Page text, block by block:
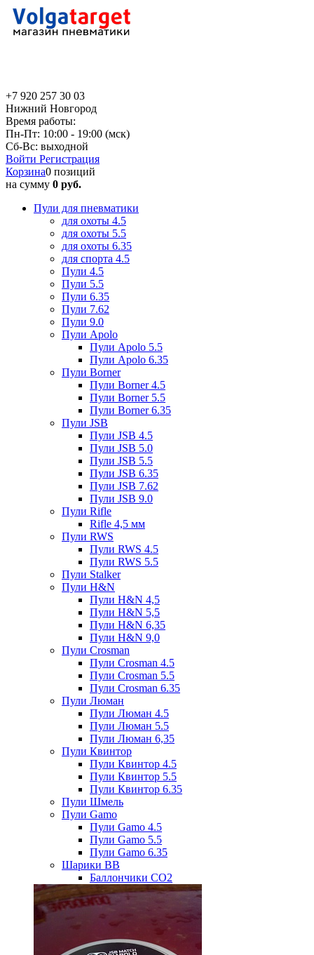
+7 920 257 30 03
Нижний Новгород
Время работы:
Пн-Пт: 10:00 - 19:00 (мск)
Сб-Вс: выходной
Войти Регистрация
Корзина0 позиций
на сумму 0 руб.
Пули для пневматики
для охоты 4.5
для охоты 5.5
для охоты 6.35
для спорта 4.5
Пули 4.5
Пули 5.5
Пули 6.35
Пули 7.62
Пули 9.0
Пули Apolo
Пули Apolo 5.5
Пули Apolo 6.35
Пули Borner
Пули Borner 4.5
Пули Borner 5.5
Пули Borner 6.35
Пули JSB
Пули JSB 4.5
Пули JSB 5.0
Пули JSB 5.5
Пули JSB 6.35
Пули JSB 7.62
Пули JSB 9.0
Пули Rifle
Rifle 4,5 мм
Пули RWS
Пули RWS 4.5
Пули RWS 5.5
Пули Stalker
Пули H&N
Пули H&N 4,5
Пули H&N 5,5
Пули H&N 6,35
Пули H&N 9,0
Пули Crosman
Пули Crosman 4.5
Пули Crosman 5.5
Пули Crosman 6.35
Пули Люман
Пули Люман 4.5
Пули Люман 5.5
Пули Люман 6,35
Пули Квинтор
Пули Квинтор 4.5
Пули Квинтор 5.5
Пули Квинтор 6.35
Пули Шмель
Пули Gamo
Пули Gamo 4.5
Пули Gamo 5.5
Пули Gamo 6.35
Шарики BB
Баллончики CO2